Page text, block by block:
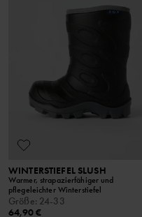
WINTERSTIEFEL SLUSH
Warmer, strapazierfähiger und
pflegeleichter Winterstiefel
Größe: 24-33
64,90 €